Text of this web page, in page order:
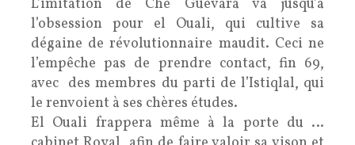
L’imitation de Che Guevara va jusqu’à
l’obsession pour el Ouali, qui cultive sa
dégaine de révolutionnaire maudit. Ceci ne
l’empêche pas de prendre contact, fin 69,
avec des membres du parti de l’Istiqlal, qui
le renvoient à ses chères études.
El Ouali frappera même à la porte du …